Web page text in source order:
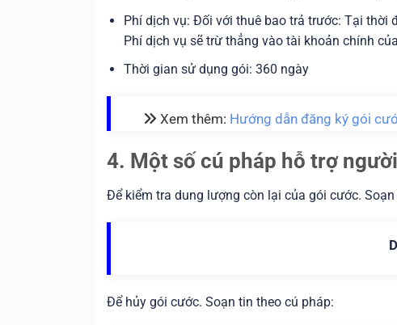
Phí dịch vụ: Đối với thuê bao trả trước: Tại thời
Phí dịch vụ sẽ trừ thẳng vào tài khoản chính
Thời gian sử dụng gói: 360 ngày
Xem thêm: Hướng dẫn đăng ký gói
4. Một số cú pháp hỗ trợ
Để kiểm tra dung lượng còn lại của gói cước.
Để hủy gói cước. Soạn tin theo cú pháp: